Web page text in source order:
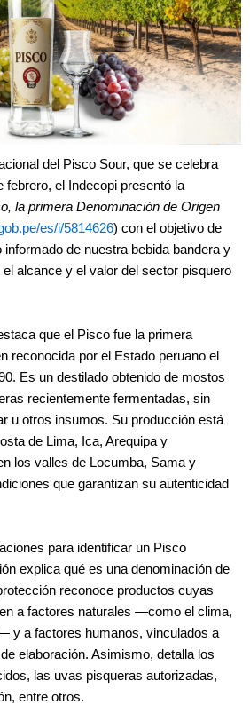
del Pisco Sour, que se celebra
febrero, el Indecopi presentó la
la primera Denominación de Origen
es/i/5814626) con el objetivo de
de nuestra bebida bandera y
alcance y el valor del sector pisquero
que el Pisco fue la primera
reconocida por el Estado peruano el
Es un destilado obtenido de mostos
recientemente fermentadas, sin
u otros insumos. Su producción está
de Lima, Ica, Arequipa y
los valles de Locumba, Sama y
que garantizan su autenticidad
para identificar un Pisco
explica qué es una denominación de
reconoce productos cuyas
a factores naturales —como el clima,
y a factores humanos, vinculados a
elaboración. Asimismo, detalla los
las uvas pisqueras autorizadas,
entre otros.